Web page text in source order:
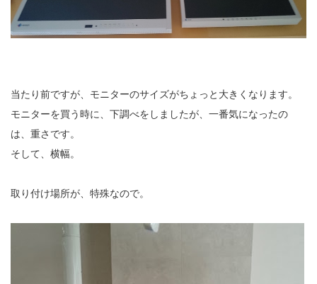
当たり前ですが、モニターのサイズがちょっと大きくなります。
モニターを買う時に、下調べをしましたが、一番気になったの
は、重さです。
そして、横幅。
取り付け場所が、特殊なので。